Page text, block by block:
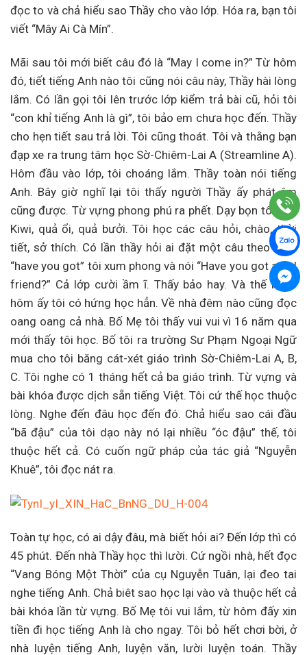
đọc to và chả hiểu sao Thầy cho vào lớp. Hóa ra, bạn tôi
viết “Mây Ai Cà Mín”.
Mãi sau tôi mới biết câu đó là “May I come in?” Từ hôm
đó, tiết tiếng Anh nào tôi cũng nói câu này, Thầy hài lòng
lắm. Có lần gọi tôi lên trước lớp kiểm trả bài cũ, hỏi tôi
“con khỉ tiếng Anh là gì”, tôi bảo em chưa học đến. Thầy
cho hẹn tiết sau trả lời. Tôi cũng thoát. Tôi và thằng bạn
đạp xe ra trung tâm học Sờ-Chiêm-Lai A (Streamline A).
Hôm đầu vào lớp, tôi choáng lắm. Thầy toàn nói tiếng
Anh. Bây giờ nghĩ lại tôi thấy người Thầy ấy phát âm
cũng được. Từ vựng phong phú ra phết. Dạy bọn tôi quả
Kiwi, quả ổi, quả bưởi. Tôi học các câu hỏi, chào, thời
tiết, sở thích. Có lần thầy hỏi ai đặt một câu theo mẫu
“have you got” tôi xum phong và nói “Have you got a girl
friend?” Cả lớp cười ầm ĩ. Thấy bảo hay. Và thế là từ
hôm ấy tôi có hứng học hẳn. Về nhà đêm nào cũng đọc
oang oang cả nhà. Bố Mẹ tôi thấy vui vui vì 16 năm qua
mới thấy tôi học. Bố tôi ra trường Sư Phạm Ngoại Ngữ
mua cho tôi băng cát-xét giáo trình Sờ-Chiêm-Lai A, B,
C. Tôi nghe có 1 tháng hết cả ba giáo trình. Từ vựng và
bài khóa được dịch sẵn tiếng Việt. Tôi cứ thế học thuộc
lòng. Nghe đến đâu học đến đó. Chả hiểu sao cái đầu
“bã đậu” của tôi dạo này nó lại nhiều “óc đậu” thế, tôi
thuộc hết cả. Có cuốn ngữ pháp của tác giả “Nguyễn
Khuê”, tôi đọc nát ra.
Toàn tự học, có ai dậy đâu, mà biết hỏi ai? Đến lớp thì có
45 phút. Đến nhà Thầy học thì lười. Cứ ngồi nhà, hết đọc
“Vang Bóng Một Thời” của cụ Nguyễn Tuân, lại đeo tai
nghe tiếng Anh. Chả biêt sao học lại vào và thuộc hết cả
bài khóa lần từ vựng. Bố Mẹ tôi vui lắm, từ hôm đấy xin
tiền đi học tiếng Anh là cho ngay. Tôi bỏ hết chơi bời, ở
nhà luyện tiếng Anh, luyện văn, lười luyện toán. Thầy